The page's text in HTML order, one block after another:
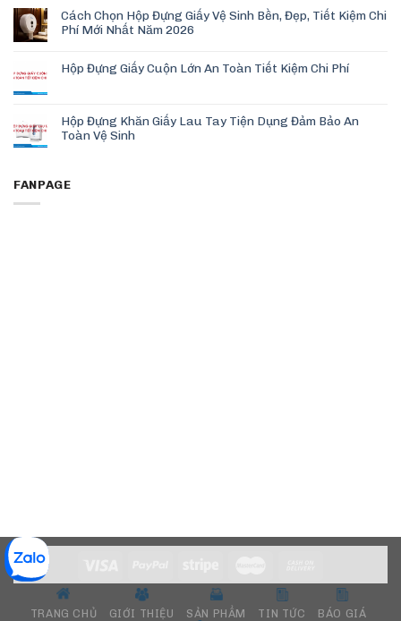
Cách Chọn Hộp Đựng Giấy Vệ Sinh Bền, Đẹp, Tiết Kiệm Chi
Phí Mới Nhất Năm 2026
Hộp Đựng Giấy Cuộn Lớn An Toàn Tiết Kiệm Chi Phí
Hộp Đựng Khăn Giấy Lau Tay Tiện Dụng Đảm Bảo An
Toàn Vệ Sinh
FANPAGE
TRANG CHỦ GIỚI THIỆU SẢN PHẨM TIN TỨC BÁO GIÁ